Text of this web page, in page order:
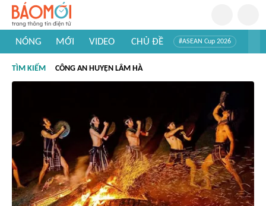
NÓNG MỚI VIDEO CHỦ ĐỀ #ASEAN Cup 2026
#Khám phá thế giới
TÌM KIẾM CÔNG AN HUYỆN LÂM HÀ